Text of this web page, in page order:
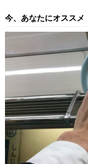
今、あなたにオススメ